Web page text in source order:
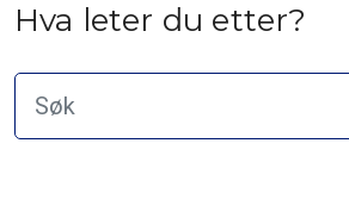
Hva leter du etter?